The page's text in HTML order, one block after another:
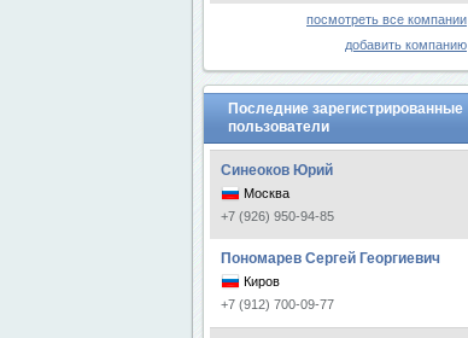
посмотреть все компании
добавить компанию
Последние зарегистрированные
пользователи
Синеоков Юрий
Москва
+7 (926) 950-94-85
Пономарев Сергей Георгиевич
Киров
+7 (912) 700-09-77